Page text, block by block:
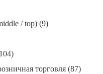
/ top) (9)
торговля (87)